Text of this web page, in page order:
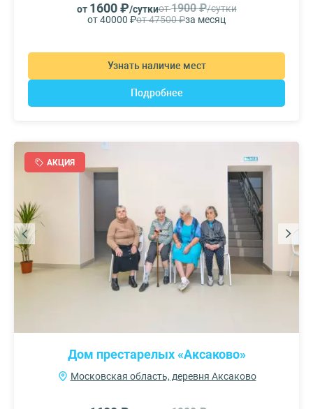
от 1600 ₽/суткиот1900 ₽/сутки
от 40000 ₽от 47500 ₽за месяц
Узнать наличие мест
Подробнее
АКЦИЯ
Дом престарелых «Аксаково»
Московская область, деревня Аксаково